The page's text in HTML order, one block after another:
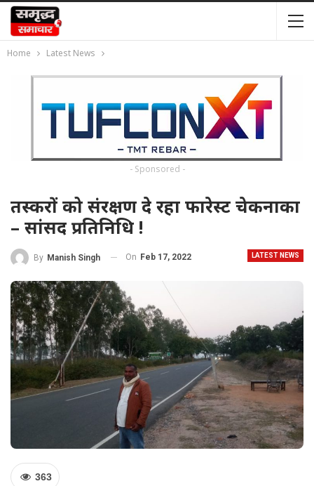
Home Latest News
- Sponsored -
तस्करों को संरक्षण दे रहा फारेस्ट चेकनाका
– सांसद प्रतिनिधि !
LATEST NEWS
By Manish Singh On Feb 17, 2022
363